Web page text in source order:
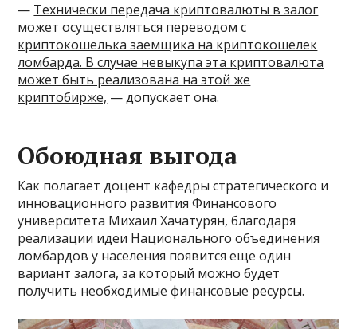
— Технически передача криптовалюты в залог
может осуществляться переводом с
криптокошелька заемщика на криптокошелек
ломбарда. В случае невыкупа эта криптовалюта
может быть реализована на этой же
криптобирже, — допускает она.
Обоюдная выгода
Как полагает доцент кафедры стратегического и
инновационного развития Финансового
университета Михаил Хачатурян, благодаря
реализации идеи Национального объединения
ломбардов у населения появится еще один
вариант залога, за который можно будет
получить необходимые финансовые ресурсы.